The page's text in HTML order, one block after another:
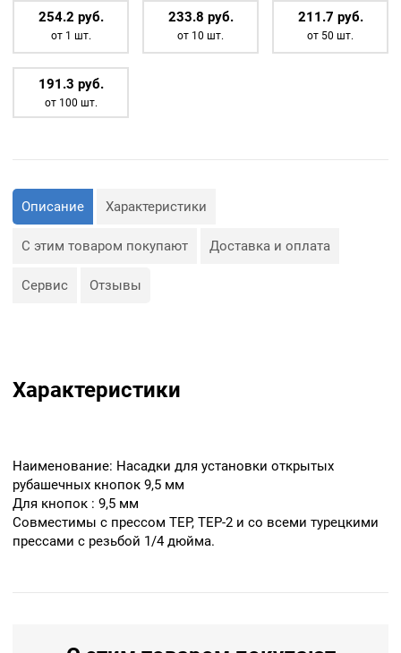
(2части)
254.2 руб.
от 1 шт.
233.8 руб.
от 10 шт.
211.7 руб.
от 50 шт.
191.3 руб.
от 100 шт.
Описание Характеристики
С этим товаром покупают Доставка и оплата
Сервис Отзывы
Характеристики
Наименование: Насадки для установки открытых
рубашечных кнопок 9,5 мм
Для кнопок : 9,5 мм
Совместимы с прессом ТЕР, ТЕР-2 и со всеми турецкими
прессами с резьбой 1/4 дюйма.